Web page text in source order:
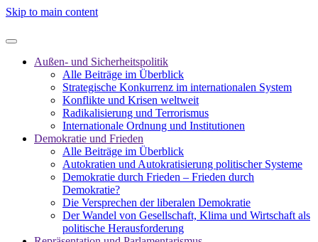
Skip to main content
Außen- und Sicherheitspolitik
Alle Beiträge im Überblick
Strategische Konkurrenz im internationalen System
Konflikte und Krisen weltweit
Radikalisierung und Terrorismus
Internationale Ordnung und Institutionen
Demokratie und Frieden
Alle Beiträge im Überblick
Autokratien und Autokratisierung politischer Systeme
Demokratie durch Frieden – Frieden durch
Demokratie?
Die Versprechen der liberalen Demokratie
Der Wandel von Gesellschaft, Klima und Wirtschaft als
politische Herausforderung